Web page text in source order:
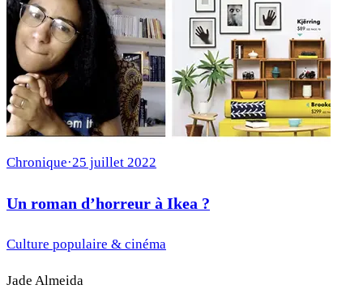
Chronique·25 juillet 2022
Un roman d’horreur à Ikea ?
Culture populaire & cinéma
Jade Almeida